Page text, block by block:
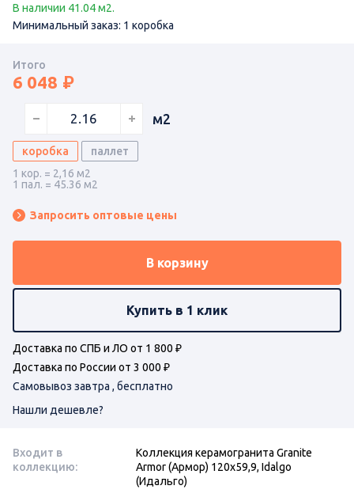
В наличии 41.04 м2.
Минимальный заказ: 1 коробка
Итого
6 048
м2
коробка
паллет
1 кор. = 2,16 м2
1 пал. = 45.36 м2
Запросить оптовые цены
В корзину
Купить в 1 клик
Доставка по СПБ и ЛО от 1 800 ₽
Доставка по России от 3 000 ₽
Самовывоз завтра , бесплатно
Нашли дешевле?
Входит в
коллекцию:
Коллекция керамогранита Granite
Armor (Армор) 120х59,9, Idalgo
(Идальго)